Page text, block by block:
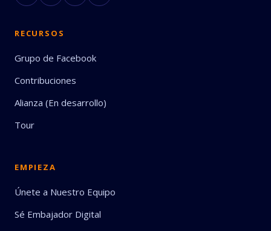
RECURSOS
Grupo de Facebook
Contribuciones
Alianza (En desarrollo)
Tour
EMPIEZA
Únete a Nuestro Equipo
Sé Embajador Digital